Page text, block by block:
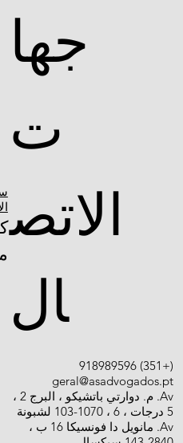
جها
ت
الاتص
ال
(+351) 918989596
geral@asadvogados.pt
Av. م. دوارتي باتشيكو ، البرج 2 ،
5 درجات ، 6 ، 1070-103 لشبونة
Av. مانويل دا فونسيكا 16 ب ،